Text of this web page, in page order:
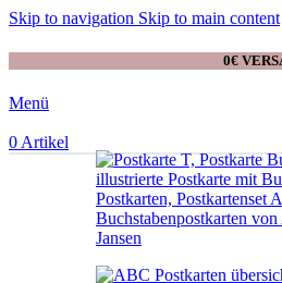
Skip to navigation Skip to main content
0€
Menü
0 Artikel